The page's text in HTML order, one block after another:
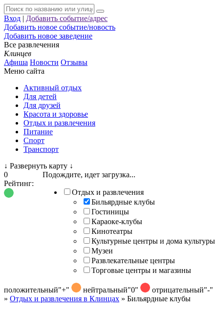
Вход | Добавить событие/адрес
Добавить новое событие/новость
Добавить новое заведение
Все развлечения
Клинцев
Афиша Новости Отзывы
Меню сайта
Активный отдых
Для детей
Для друзей
Красота и здоровье
Отдых и развлечения
Питание
Спорт
Транспорт
↓ Развернуть карту ↓
Подождите, идет загрузка...
Отдых и развлечения
Бильярдные клубы
Гостиницы
Караоке-клубы
Кинотеатры
Культурные центры и дома культуры
Музеи
Развлекательные центры
Торговые центры и магазины
0
Рейтинг:
положительный"+" нейтральный"0" отрицательный"-"
» Отдых и развлечения в Клинцах » Бильярдные клубы